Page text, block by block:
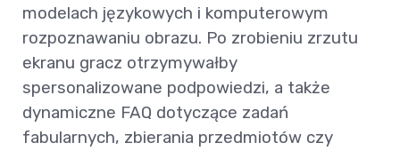
modelach językowych i komputerowym
rozpoznawaniu obrazu. Po zrobieniu zrzutu
ekranu gracz otrzymywałby
spersonalizowane podpowiedzi, a także
dynamiczne FAQ dotyczące zadań
fabularnych, zbierania przedmiotów czy